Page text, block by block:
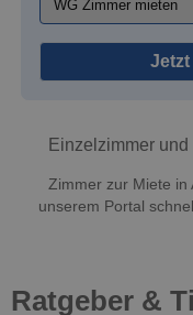
Einzelzimmer
Zimmer zur Miete in
unserem Portal
Ratgeber &